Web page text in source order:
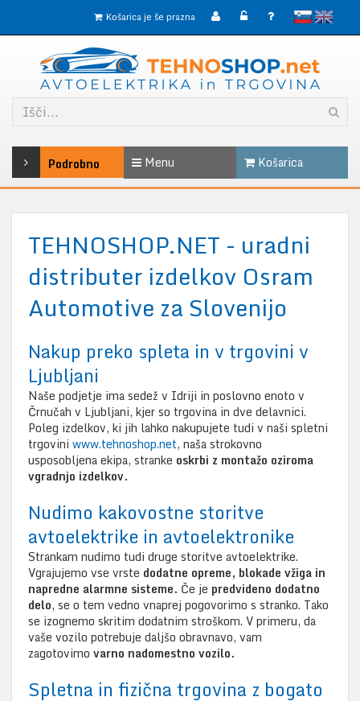
slovenskoEnglish
Košarica je še prazna
Podrobno Menu Košarica
TEHNOSHOP.NET - uradni
distributer izdelkov Osram
Automotive za Slovenijo
Nakup preko spleta in v trgovini v
Ljubljani
Naše podjetje ima sedež v Idriji in poslovno enoto v
Črnučah v Ljubljani, kjer so trgovina in dve delavnici.
Poleg izdelkov, ki jih lahko nakupujete tudi v naši spletni
trgovini www.tehnoshop.net, naša strokovno
usposobljena ekipa, stranke oskrbi z montažo oziroma
vgradnjo izdelkov.
Nudimo kakovostne storitve
avtoelektrike in avtoelektronike
Strankam nudimo tudi druge storitve avtoelektrike.
Vgrajujemo vse vrste dodatne opreme, blokade vžiga in
napredne alarmne sisteme. Če je predvideno dodatno
delo, se o tem vedno vnaprej pogovorimo s stranko. Tako
se izognemo skritim dodatnim stroškom. V primeru, da
vaše vozilo potrebuje daljšo obravnavo, vam
zagotovimo varno nadomestno vozilo.
Spletna in fizična trgovina z bogato